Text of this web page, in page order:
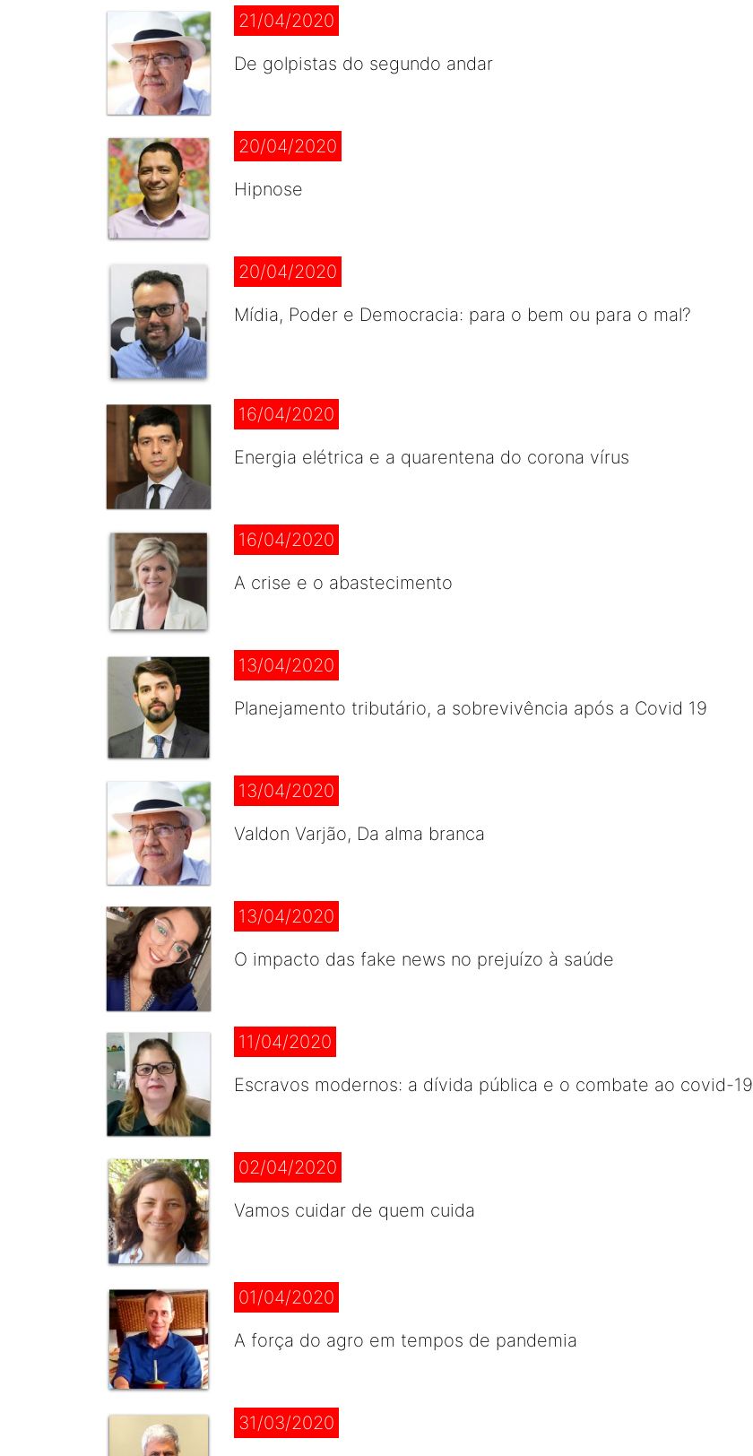
21/04/2020
De golpistas do segundo andar
20/04/2020
Hipnose
20/04/2020
Mídia, Poder e Democracia: para o bem ou para o mal?
16/04/2020
Energia elétrica e a quarentena do corona vírus
16/04/2020
A crise e o abastecimento
13/04/2020
Planejamento tributário, a sobrevivência após a Covid 19
13/04/2020
Valdon Varjão, Da alma branca
13/04/2020
O impacto das fake news no prejuízo à saúde
11/04/2020
Escravos modernos: a dívida pública e o combate ao covid-19
02/04/2020
Vamos cuidar de quem cuida
01/04/2020
A força do agro em tempos de pandemia
31/03/2020